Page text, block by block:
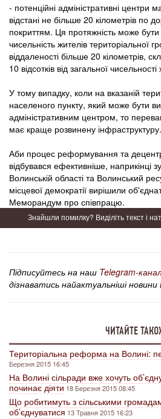
- потенційні адміністративні центри
відстані не більше 20 кілометрів по
покриттям. Ця протяжність може
чисельність жителів територіальної
віддаленості більше 20 кілометрів,
10 відсотків від загальної
У тому випадку, коли на вказаній
населеного пункту, який може бути
адміністративним центром, то
має краще розвинену інфраструктуру.
Аби процес реформування та
відбувався ефективніше, наприкінці
Волинській області та Волинський
місцевої демократії вирішили
Меморандум про співпрацю.
Знайшли помилку? Виділіть текст і
Підписуйтесь на наш Telegram-
дізнаватись найактуальніші
ЧИТАЙТЕ
Територіальна реформа на Волині:
Березня 2015 16:45
На Волині сільради вже хочуть
починає діяти 18 Березня 2015 08:45
Що робитимуть з сільськими
об’єднуватися 13 Травня 2015 16:23